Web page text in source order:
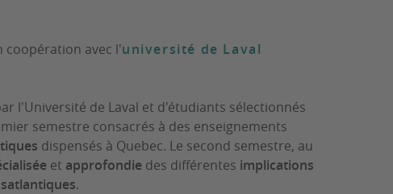
coopération avec l'université de Laval
l'Université de Laval et d'étudiants sélectionnés
semestre consacrés à des enseignements
dispensés à Quebec. Le second semestre, au
et approfondie des différentes implications
.